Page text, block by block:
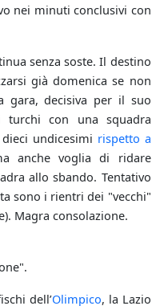
nei minuti conclusivi con
senza soste. Il destino
già domenica se non
gara, decisiva per il suo
con una squadra
undicesimi rispetto a
anche voglia di ridare
allo sbando. Tentativo
sono i rientri dei "vecchi"
Magra consolazione.
dell’Olimpico, la Lazio